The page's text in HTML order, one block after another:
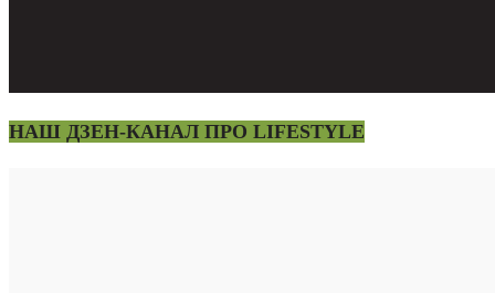
НАШ ДЗЕН-КАНАЛ ПРО LIFESTYLE